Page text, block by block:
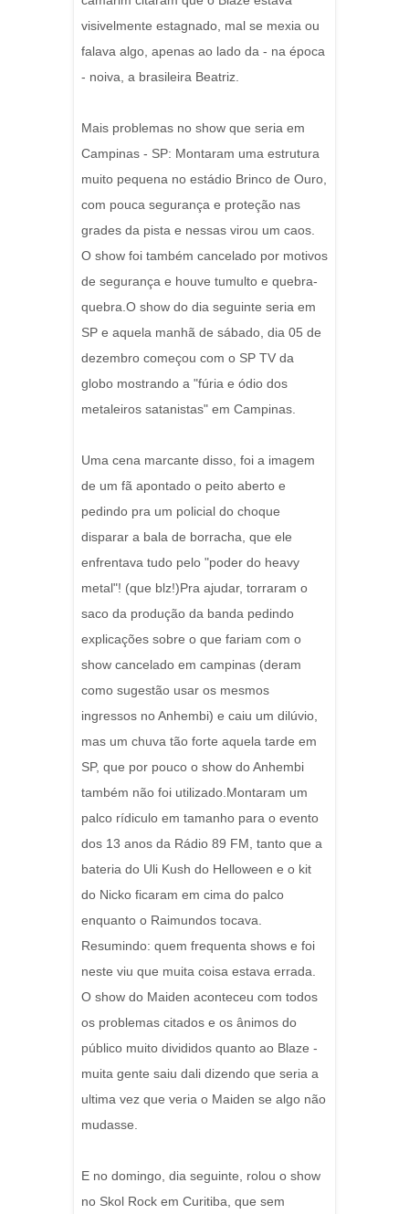
visivelmente estagnado, mal se mexia ou
falava algo, apenas ao lado da - na época
- noiva, a brasileira Beatriz.
Mais problemas no show que seria em
Campinas - SP: Montaram uma estrutura
muito pequena no estádio Brinco de Ouro,
com pouca segurança e proteção nas
grades da pista e nessas virou um caos.
O show foi também cancelado por motivos
de segurança e houve tumulto e quebra-
quebra.O show do dia seguinte seria em
SP e aquela manhã de sábado, dia 05 de
dezembro começou com o SP TV da
globo mostrando a "fúria e ódio dos
metaleiros satanistas" em Campinas.
Uma cena marcante disso, foi a imagem
de um fã apontado o peito aberto e
pedindo pra um policial do choque
disparar a bala de borracha, que ele
enfrentava tudo pelo "poder do heavy
metal"! (que blz!)Pra ajudar, torraram o
saco da produção da banda pedindo
explicações sobre o que fariam com o
show cancelado em campinas (deram
como sugestão usar os mesmos
ingressos no Anhembi) e caiu um dilúvio,
mas um chuva tão forte aquela tarde em
SP, que por pouco o show do Anhembi
também não foi utilizado.Montaram um
palco rídiculo em tamanho para o evento
dos 13 anos da Rádio 89 FM, tanto que a
bateria do Uli Kush do Helloween e o kit
do Nicko ficaram em cima do palco
enquanto o Raimundos tocava.
Resumindo: quem frequenta shows e foi
neste viu que muita coisa estava errada.
O show do Maiden aconteceu com todos
os problemas citados e os ânimos do
público muito divididos quanto ao Blaze -
muita gente saiu dali dizendo que seria a
ultima vez que veria o Maiden se algo não
mudasse.
E no domingo, dia seguinte, rolou o show
no Skol Rock em Curitiba, que sem